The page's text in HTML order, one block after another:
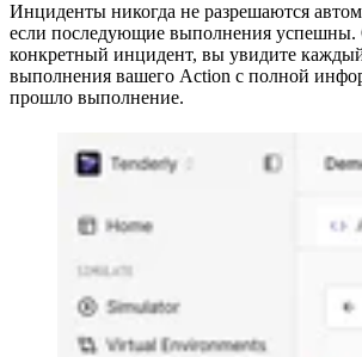
Инциденты никогда не разрешаются
если последующие выполнения
конкретный инцидент, вы увидите
выполнения вашего Action с полной
прошло выполнение.